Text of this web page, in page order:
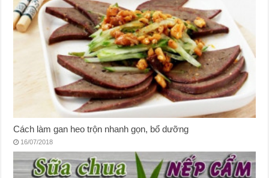
Cách làm gan heo trộn nhanh gọn, bổ dưỡng
16/07/2018